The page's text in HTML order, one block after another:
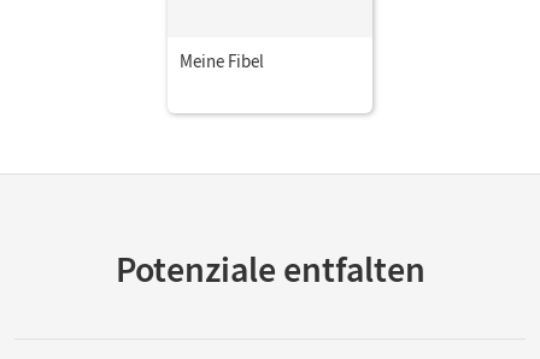
Meine Fibel
Potenziale entfalten